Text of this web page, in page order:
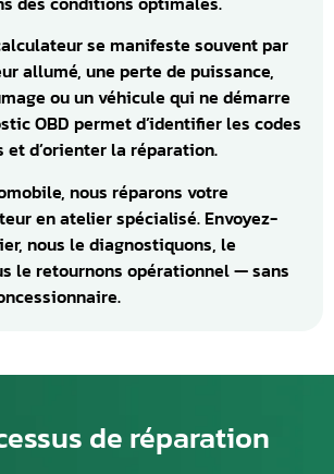
se manifeste souvent par
allumé, une perte de puissance,
ou un véhicule qui ne démarre
OBD permet d’identifier les codes
et d’orienter la réparation.
nous réparons votre
en atelier spécialisé. Envoyez-
nous le diagnostiquons, le
le retournons opérationnel — sans
de réparation